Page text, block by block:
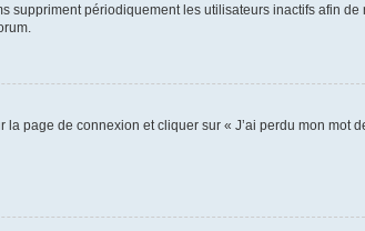
suppriment périodiquement les utilisateurs inactifs afin de
page de connexion et cliquer sur « J’ai perdu mon mot